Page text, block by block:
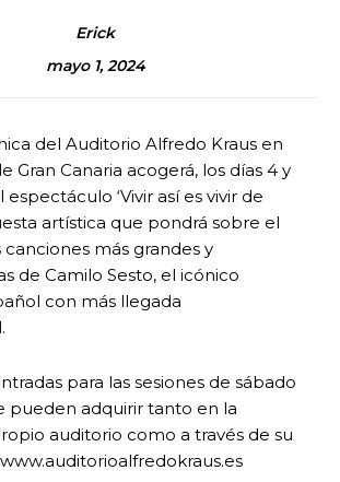
Erick
mayo 1, 2024
del Auditorio Alfredo Kraus en
Gran Canaria acogerá, los días 4 y
‘Vivir así es vivir de
artística que pondrá sobre el
canciones más grandes y
de Camilo Sesto, el icónico
con más llegada
para las sesiones de sábado
pueden adquirir tanto en la
auditorio como a través de su